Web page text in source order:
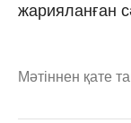
жарияланған
Мәтіннен қате